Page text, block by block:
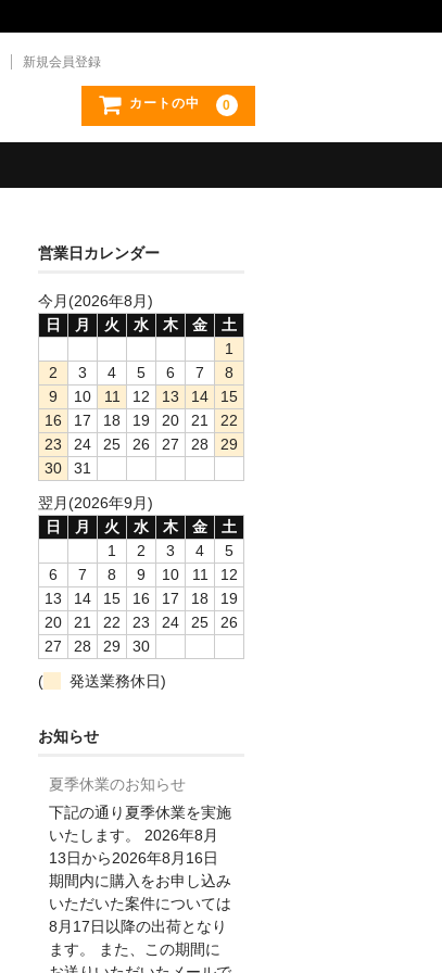
新規会員登録
カートの中 0
営業日カレンダー
今月(2026年8月)
日
月 火 水 木 金
土
1
2
3 4 5 6 7
8
9
10 11 12 13 14
15
16
17 18 19 20 21
22
23
24 25 26 27 28
29
30
31
翌月(2026年9月)
日
月 火 水 木 金
土
1
2 3 4
5
6
7 8 9 10 11
12
13
14 15 16 17 18
19
20
21 22 23 24 25
26
27
28 29
30
(
発送業務休日)
お知らせ
夏季休業のお知らせ
下記の通り夏季休業を実施
いたします。 2026年8月
13日から2026年8月16日
期間内に購入をお申し込み
いただいた案件については
8月17日以降の出荷となり
ます。 また、この期間に